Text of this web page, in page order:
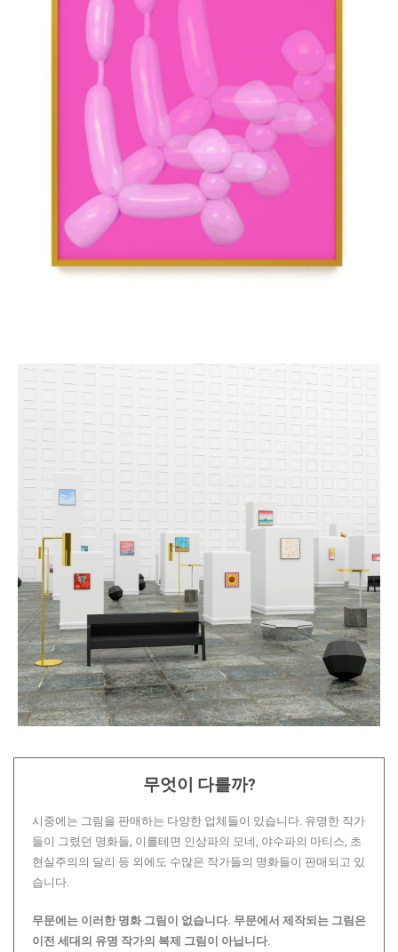
무엇이 다를까?
시중에는 그림을 판매하는 다양한 업체들이 있습니다. 유명한 작가
들이 그렸던 명화들, 이를테면 인상파의 모네, 야수파의 마티스, 초
현실주의의 달리 등 외에도 수많은 작가들의 명화들이 판매되고 있
습니다.
무문에는 이러한 명화 그림이 없습니다. 무문에서 제작되는 그림은
이전 세대의 유명 작가의 복제 그림이 아닙니다.